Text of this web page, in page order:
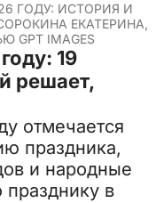
ГОДУ: ИСТОРИЯ И
ЕКАТЕРИНА,
IMAGES
19
решает,
отмечается
праздника,
и народные
в